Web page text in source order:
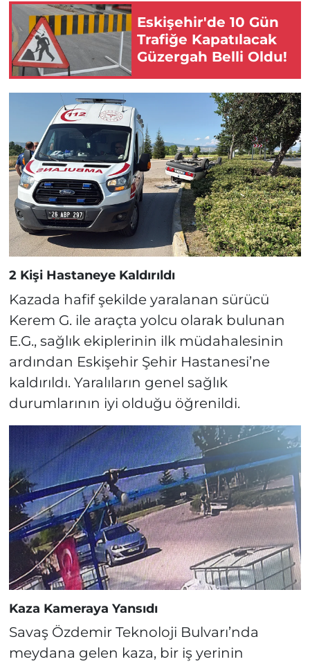
Eskişehir'de 10 Gün
Trafiğe Kapatılacak
Güzergah Belli Oldu!
2 Kişi Hastaneye Kaldırıldı
Kazada hafif şekilde yaralanan sürücü
Kerem G. ile araçta yolcu olarak bulunan
E.G., sağlık ekiplerinin ilk müdahalesinin
ardından Eskişehir Şehir Hastanesi’ne
kaldırıldı. Yaralıların genel sağlık
durumlarının iyi olduğu öğrenildi.
Kaza Kameraya Yansıdı
Savaş Özdemir Teknoloji Bulvarı’nda
meydana gelen kaza, bir iş yerinin